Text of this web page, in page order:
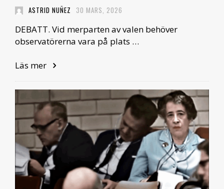
ASTRID NUÑEZ 30 MARS, 2026
DEBATT. Vid merparten av valen behöver
observatörerna vara på plats …
Läs mer